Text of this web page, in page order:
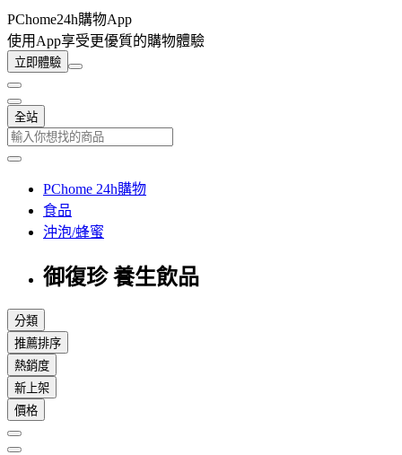
PChome24h購物App
使用App享受更優質的購物體驗
立即體驗
全站
PChome 24h購物
食品
沖泡/蜂蜜
御復珍 養生飲品
分類
推薦排序
熱銷度
新上架
價格